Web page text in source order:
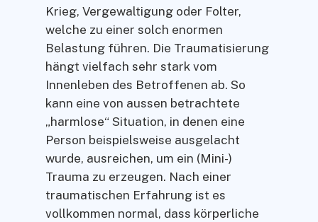
Krieg, Vergewaltigung oder Folter,
welche zu einer solch enormen
Belastung führen. Die Traumatisierung
hängt vielfach sehr stark vom
Innenleben des Betroffenen ab. So
kann eine von aussen betrachtete
„harmlose“ Situation, in denen eine
Person beispielsweise ausgelacht
wurde, ausreichen, um ein (Mini-)
Trauma zu erzeugen. Nach einer
traumatischen Erfahrung ist es
vollkommen normal, dass körperliche